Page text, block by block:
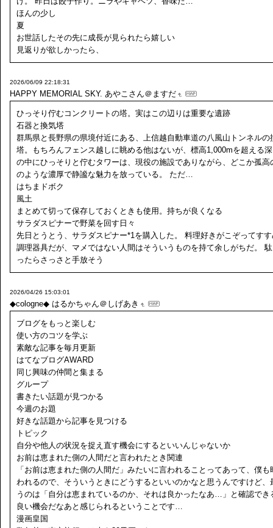
ほんの少し
夏
お世話したその先に成長が見られたら嬉しい
見返りが欲しかったら、
2026/06/09 22:18:31
HAPPY MEMORIAL SKY. あやこさん＠ますだ
ひっそり佇むコンクリートの塔。実はこの辺りは重要な遺跡
石器と換気塔
群馬県と長野県の県境付近にある、上信越自動車道の八風山トンネルの
塔。もちろんフェンス越しに眺める他はないが、標高1,000mを超える
の中にひっそりと佇むタワーは、現役の施設でありながら、どこか孤高
のような濃厚で静謐な魅力を放っている。 ただ…
はちまドボク
風土
まとめて切って保存しておくときも使用。持ちが良くなる
サラダスピナーで野菜を回す日々
先日とうとう、サラダスピナー*1を購入した。 料理好きがこぞってす
調理器具だが、マメではない人間はそういうものを持て余しがちだ。
ったらさっさと手放そう
2026/04/26 15:03:01
◆cologne◆ はるかちゃん＠しげあき
ブログをもっと楽しむ
使い方のコツを学ぶ
素敵な記事を毎月更新
はてなブログAWARD
同じ興味の仲間と集まる
グループ
書きたい話題が見つかる
今週のお題
好きな話題から記事を見つける
トピック
自分や他人の状況を捉え直す機会にするといいんじゃないか
お前は恵まれた側の人間だと言われたとき関連
「お前は恵まれた側の人間だ」みたいに言われることってあって、僕も
われるので、そういうときにどうするといいのかなと思うんですけど、
うのは「自分は恵まれているのか、それは良かったなあ…」と確認でき
良い機会だなあと感じられるということです…
漫画皇国